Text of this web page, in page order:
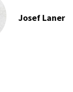
Josef Laner